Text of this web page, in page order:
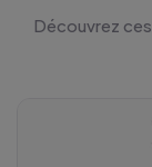
Découvrez